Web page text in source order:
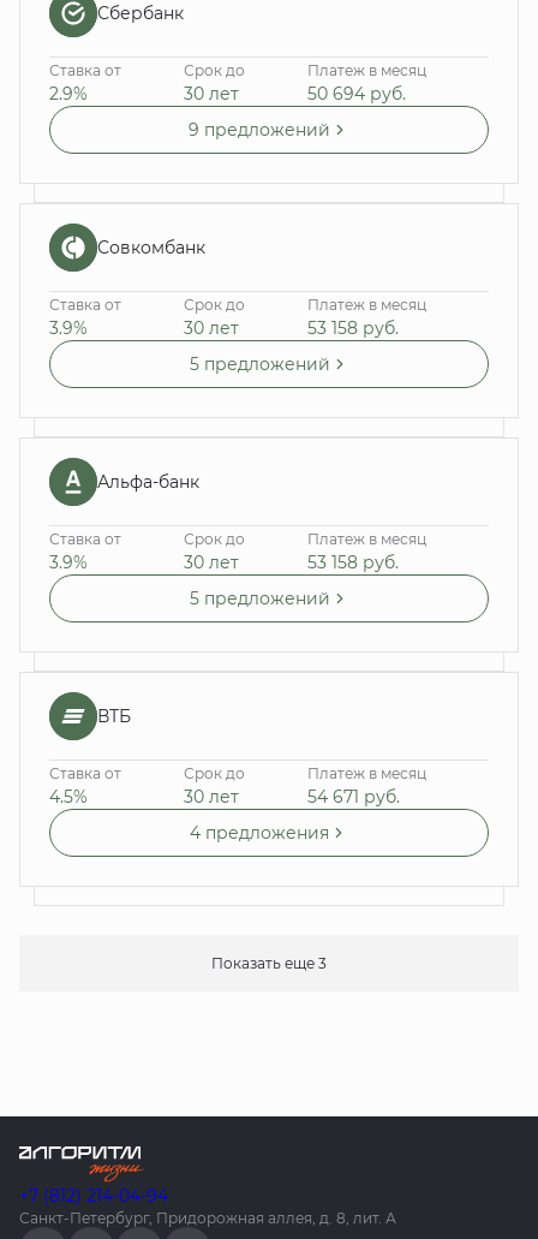
Сбербанк
Ставка от
2.9%
Срок до
30 лет
Платеж в месяц
50 694 руб.
9 предложений
Совкомбанк
Ставка от
3.9%
Срок до
30 лет
Платеж в месяц
53 158 руб.
5 предложений
Альфа-банк
Ставка от
3.9%
Срок до
30 лет
Платеж в месяц
53 158 руб.
5 предложений
ВТБ
Ставка от
4.5%
Срок до
30 лет
Платеж в месяц
54 671 руб.
4 предложения
Показать еще 3
+7 (812) 214-04-94
Санкт-Петербург, Придорожная аллея, д. 8, лит. А